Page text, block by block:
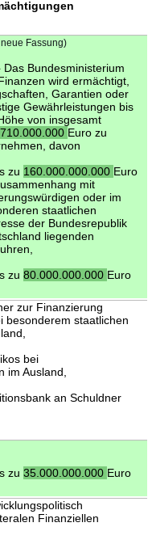
neue Fassung)
Das Bundesministerium
wird ermächtigt,
Garantien oder
Gewährleistungen bis
von insgesamt
Euro zu
davon
zu 160.000.000.000 Euro
mit
oder im
staatlichen
der Bundesrepublik
liegenden
zu 80.000.000.000 Euro
zur Finanzierung
besonderem staatlichen
bei
im Ausland,
an Schuldner
zu 35.000.000.000 Euro
Finanziellen